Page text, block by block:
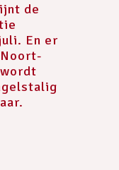
de
En er
wordt